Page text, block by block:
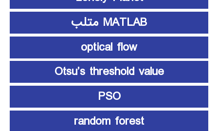
MATLAB متلب
optical flow
Otsu’s threshold value
PSO
random forest